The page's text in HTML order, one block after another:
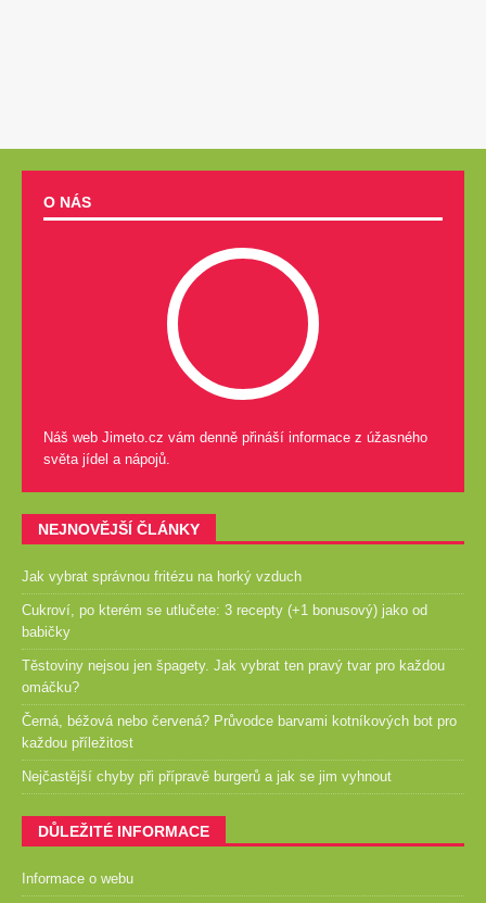
O NÁS
Náš web Jimeto.cz vám denně přináší informace z úžasného
světa jídel a nápojů.
NEJNOVĚJŠÍ ČLÁNKY
Jak vybrat správnou fritézu na horký vzduch
Cukroví, po kterém se utlučete: 3 recepty (+1 bonusový) jako od
babičky
Těstoviny nejsou jen špagety. Jak vybrat ten pravý tvar pro každou
omáčku?
Černá, béžová nebo červená? Průvodce barvami kotníkových bot pro
každou příležitost
Nejčastější chyby při přípravě burgerů a jak se jim vyhnout
DŮLEŽITÉ INFORMACE
Informace o webu